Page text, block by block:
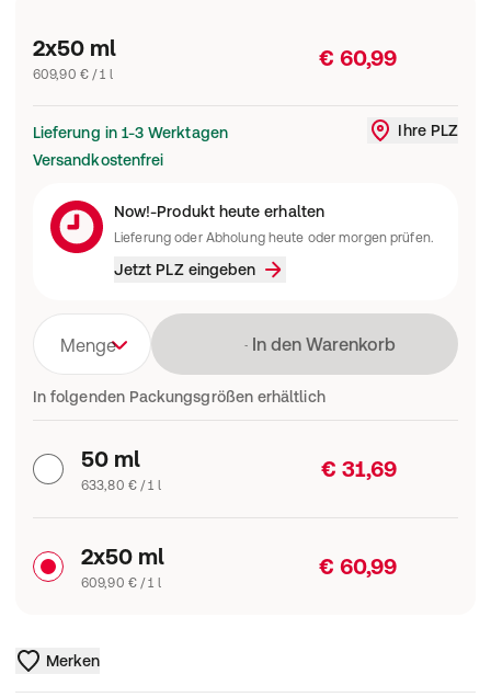
2x50 ml
609,90 € / 1 l
€ 60,99
Lieferung in 1-3 Werktagen
Versandkostenfrei
Ihre PLZ
Now!-Produkt heute erhalten
Lieferung oder Abholung heute oder morgen prüfen.
Jetzt PLZ eingeben
Menge Lädt
In den Warenkorb
In folgenden Packungsgrößen erhältlich
50 ml
633,80 € / 1 l
€ 31,69
2x50 ml
609,90 € / 1 l
€ 60,99
Merken